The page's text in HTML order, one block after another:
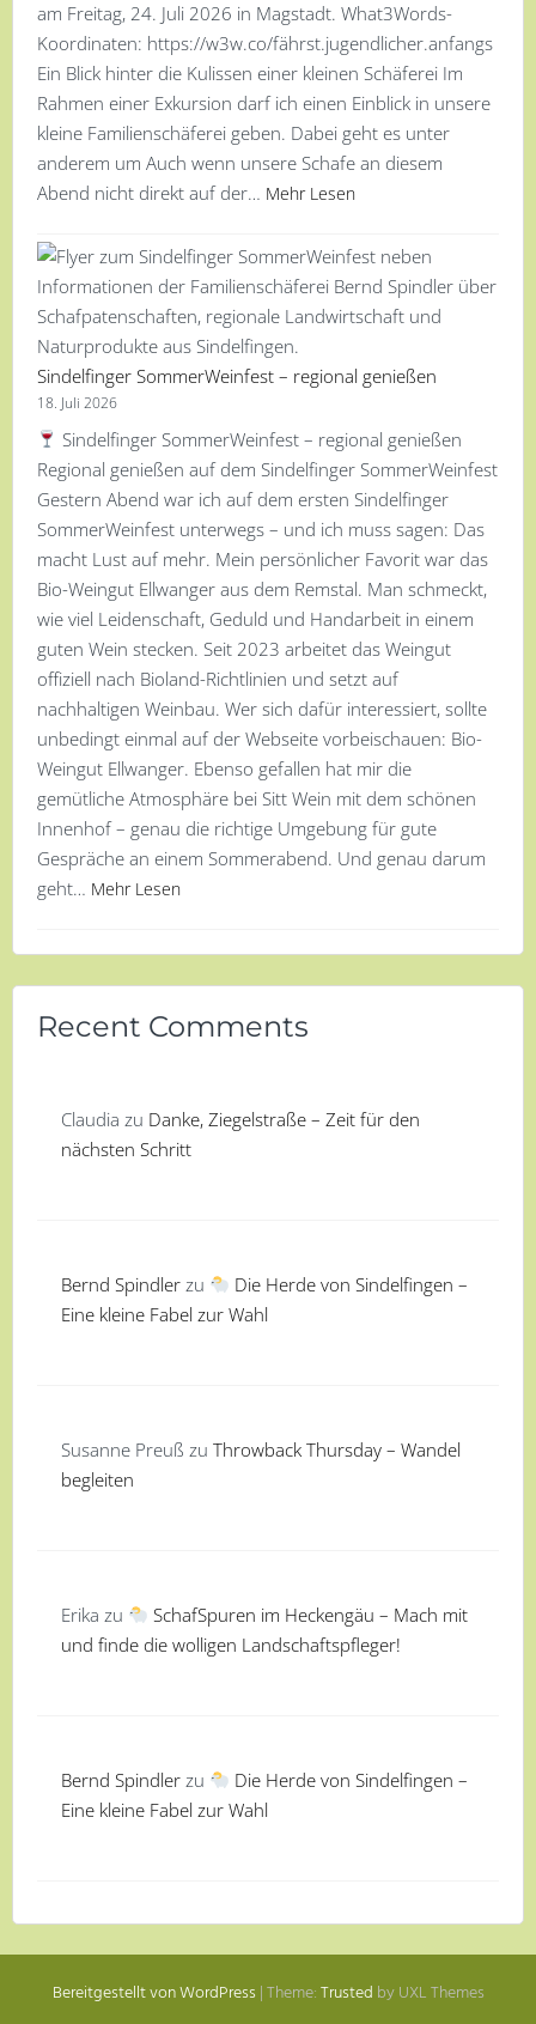
am Freitag, 24. Juli 2026 in Magstadt. What3Words-
Koordinaten: https://w3w.co/fährst.jugendlicher.anfangs
Ein Blick hinter die Kulissen einer kleinen Schäferei Im
Rahmen einer Exkursion darf ich einen Einblick in unsere
kleine Familienschäferei geben. Dabei geht es unter
anderem um Auch wenn unsere Schafe an diesem
Abend nicht direkt auf der… Mehr Lesen
Sindelfinger SommerWeinfest – regional genießen
18. Juli 2026
Sindelfinger SommerWeinfest – regional genießen
Regional genießen auf dem Sindelfinger SommerWeinfest
Gestern Abend war ich auf dem ersten Sindelfinger
SommerWeinfest unterwegs – und ich muss sagen: Das
macht Lust auf mehr. Mein persönlicher Favorit war das
Bio-Weingut Ellwanger aus dem Remstal. Man schmeckt,
wie viel Leidenschaft, Geduld und Handarbeit in einem
guten Wein stecken. Seit 2023 arbeitet das Weingut
offiziell nach Bioland-Richtlinien und setzt auf
nachhaltigen Weinbau. Wer sich dafür interessiert, sollte
unbedingt einmal auf der Webseite vorbeischauen: Bio-
Weingut Ellwanger. Ebenso gefallen hat mir die
gemütliche Atmosphäre bei Sitt Wein mit dem schönen
Innenhof – genau die richtige Umgebung für gute
Gespräche an einem Sommerabend. Und genau darum
geht… Mehr Lesen
Recent Comments
Claudia zu Danke, Ziegelstraße – Zeit für den
nächsten Schritt
Bernd Spindler zu
Die Herde von Sindelfingen –
Eine kleine Fabel zur Wahl
Susanne Preuß zu Throwback Thursday – Wandel
begleiten
Erika zu
SchafSpuren im Heckengäu – Mach mit
und finde die wolligen Landschaftspfleger!
Bernd Spindler zu
Die Herde von Sindelfingen –
Eine kleine Fabel zur Wahl
Bereitgestellt von WordPress|Theme:Trusted by UXL Themes